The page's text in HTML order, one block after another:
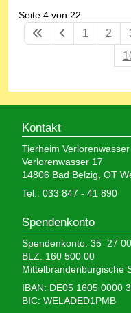
Seite 4 von 22
1 2
Kontakt
Tierheim Verlorenwasser
Verlorenwasser 17
14806 Bad Belzig, OT
Tel.: 033 847 - 41 890
Spendenkonto
Spendenkonto: 35 27
BLZ: 160 500 00
Mittelbrandenburgische
IBAN: DE05 1605 0000
BIC: WELADED1PMB